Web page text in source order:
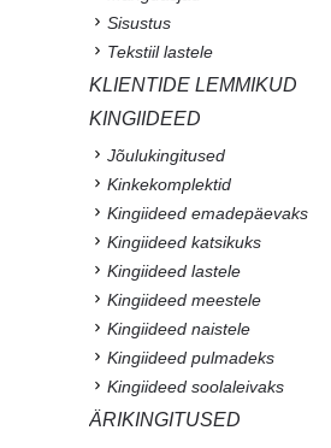
Sisustus
Tekstiil lastele
KLIENTIDE LEMMIKUD
KINGIIDEED
Jõulukingitused
Kinkekomplektid
Kingiideed emadepäevaks
Kingiideed katsikuks
Kingiideed lastele
Kingiideed meestele
Kingiideed naistele
Kingiideed pulmadeks
Kingiideed soolaleivaks
ÄRIKINGITUSED